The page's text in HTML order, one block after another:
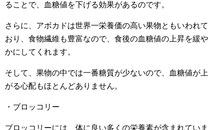
ることで、血糖値を下げる効果があるのです。
さらに、アボカドは世界一栄養価の高い果物ともいわれて
おり、食物繊維も豊富なので、食後の血糖値の上昇を緩や
かにしてくれます。
そして、果物の中では一番糖質が少ないので、血糖値が上
がる心配もほとんどありません。
・ブロッコリー
ブロッコリーには、体に良い多くの栄養素が含まれていま